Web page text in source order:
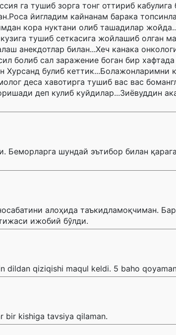
га тушиб зорга тонг оттириб
йигладим кайнанам барака
кора нуктани олиб ташадилар
тушиб сеткасига жойлашиб олган
анекдотлар билан...Хеч канака
болиб сал заражение боган бир
Хурсанд булиб кеттик...Болажонларимни
деса хавотирга тушиб вас вас
деп кулиб куйдилар...Зиёвуддин
Беморларга шундай эътибор билан
алоҳида таъкидламоқчиман.
ижобий бўлди.
dildan qiziqishi maqul keldi. 5 baho
bir kishiga tavsiya qilaman.